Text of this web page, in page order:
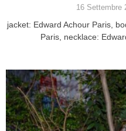
16 Settembre
jacket: Edward Achour Paris,
Paris, necklace: